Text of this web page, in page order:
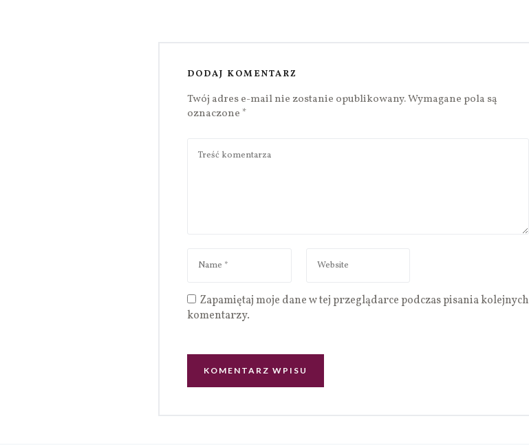
DODAJ KOMENTARZ
Twój adres e-mail nie zostanie opublikowany.Wymagane pola są
oznaczone *
Zapamiętaj moje dane w tej przeglądarce podczas pisania kolejnych
komentarzy.